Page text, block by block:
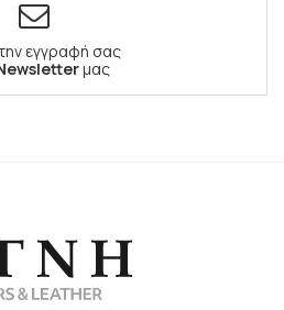
εγγραφή σας
μας